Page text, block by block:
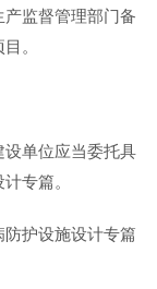
监督管理部门备
。
单位应当委托具
专篇。
护设施设计专篇